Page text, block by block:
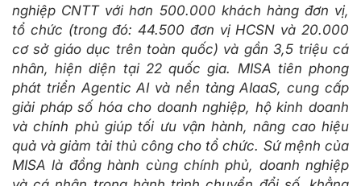
nghiệp CNTT với hơn 500.000 khách hàng đơn vị,
tổ chức (trong đó: 44.500 đơn vị HCSN và 20.000
cơ sở giáo dục trên toàn quốc) và gần 3,5 triệu cá
nhân, hiện diện tại 22 quốc gia. MISA tiên phong
phát triển Agentic AI và nền tảng AIaaS, cung cấp
giải pháp số hóa cho doanh nghiệp, hộ kinh doanh
và chính phủ giúp tối ưu vận hành, nâng cao hiệu
quả và giảm tải thủ công cho tổ chức. Sứ mệnh của
MISA là đồng hành cùng chính phủ, doanh nghiệp